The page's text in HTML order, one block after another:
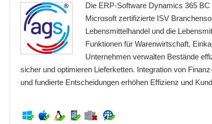
Die ERP-Software Dynamics 365
Microsoft zertifizierte ISV
Lebensmittelhandel und die
Funktionen für Warenwirtschaft,
Unternehmen verwalten Bestände
sicher und optimieren Lieferketten. Integration von
und fundierte Entscheidungen erhöhen Effizienz und